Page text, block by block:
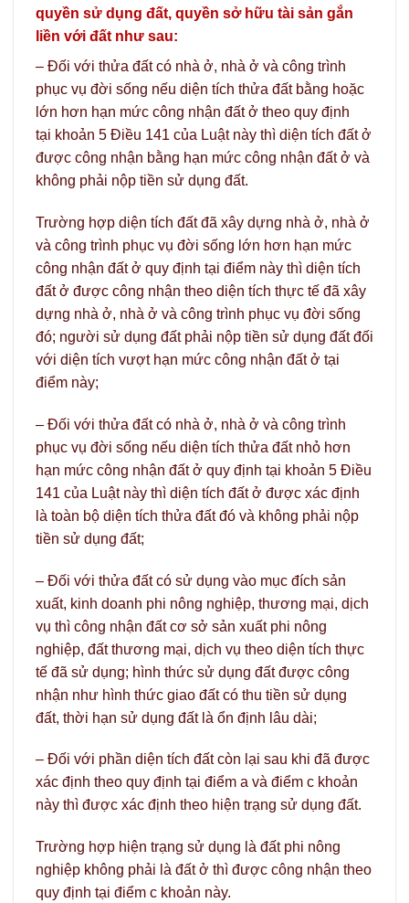
quyền sử dụng đất, quyền sở hữu tài sản gắn
liền với đất như sau:
– Đối với thửa đất có nhà ở, nhà ở và công trình
phục vụ đời sống nếu diện tích thửa đất bằng hoặc
lớn hơn hạn mức công nhận đất ở theo quy định
tại khoản 5 Điều 141 của Luật này thì diện tích đất ở
được công nhận bằng hạn mức công nhận đất ở và
không phải nộp tiền sử dụng đất.
Trường hợp diện tích đất đã xây dựng nhà ở, nhà ở
và công trình phục vụ đời sống lớn hơn hạn mức
công nhận đất ở quy định tại điểm này thì diện tích
đất ở được công nhận theo diện tích thực tế đã xây
dựng nhà ở, nhà ở và công trình phục vụ đời sống
đó; người sử dụng đất phải nộp tiền sử dụng đất đối
với diện tích vượt hạn mức công nhận đất ở tại
điểm này;
– Đối với thửa đất có nhà ở, nhà ở và công trình
phục vụ đời sống nếu diện tích thửa đất nhỏ hơn
hạn mức công nhận đất ở quy định tại khoản 5 Điều
141 của Luật này thì diện tích đất ở được xác định
là toàn bộ diện tích thửa đất đó và không phải nộp
tiền sử dụng đất;
– Đối với thửa đất có sử dụng vào mục đích sản
xuất, kinh doanh phi nông nghiệp, thương mại, dịch
vụ thì công nhận đất cơ sở sản xuất phi nông
nghiệp, đất thương mại, dịch vụ theo diện tích thực
tế đã sử dụng; hình thức sử dụng đất được công
nhận như hình thức giao đất có thu tiền sử dụng
đất, thời hạn sử dụng đất là ổn định lâu dài;
– Đối với phần diện tích đất còn lại sau khi đã được
xác định theo quy định tại điểm a và điểm c khoản
này thì được xác định theo hiện trạng sử dụng đất.
Trường hợp hiện trạng sử dụng là đất phi nông
nghiệp không phải là đất ở thì được công nhận theo
quy định tại điểm c khoản này.